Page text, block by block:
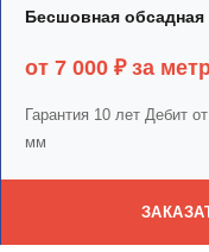
Бесшовная обсадная
от 7 000 ₽ за
Гарантия 10 лет Дебит
мм